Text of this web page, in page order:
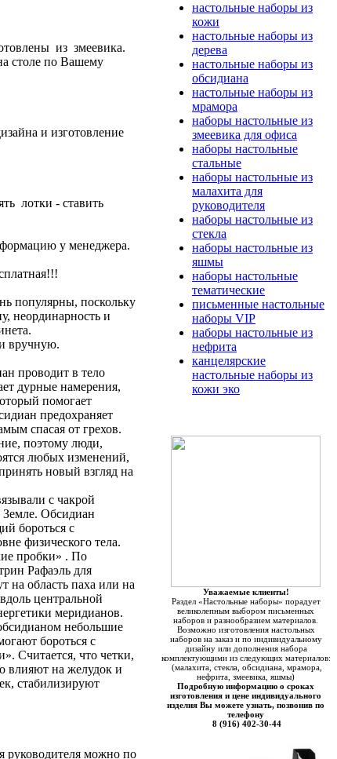
из змеевика.
столе по Вашему
и изготовление
лотки - ставить
у менеджера.
популярны, поскольку
неординарность и
вручную.
проводит в тело
дурные намерения,
помогает
предохраняет
спасая от грехов.
поэтому люди,
любых изменений,
новый взгляд на
с чакрой
Земле. Обсидиан
бороться с
физического тела.
пробки» . По
Рафаэль для
на область паха или на
центральной
меридианов.
небольшие
бороться с
Считается, что четки,
влияют на желудок и
стабилизируют
руководителя можно по
настольные наборы из
кожи
настольные наборы из
дерева
настольные наборы из
обсидиана
настольные наборы из
мрамора
наборы настольные из
змеевика для офиса
наборы настольные
стальные
наборы настольные из
малахита для
руководителя
наборы настольные из
стекла
наборы настольные из
яшмы
наборы настольные
тематические
письменные настольные
наборы VIP
наборы настольные из
нефрита
канцелярские
настольные наборы из
кожи эко
Уважаемые клиенты!
Раздел «Настольные наборы» порадует
великолепным выбором письменных
наборов и разнообразием материалов.
Возможно изготовления настольных
наборов на заказ и по индивидуальному
дизайну или дополнения набора
комплектующими из следующих материалов:
(малахита, стекла, обсидиана, мрамора,
нефрита, змеевика, яшмы)
Подробную информацию о сроках
изготовления и цене индивидуального
изделия Вы можете узнать, позвонив по
телефону
8 (916) 402-30-44